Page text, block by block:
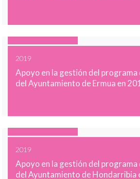
2019
Apoyo en la gestión del programa
del Ayuntamiento de Ermua en
2019
Apoyo en la gestión del programa
del Ayuntamiento de Hondarribia